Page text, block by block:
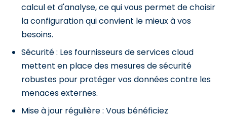
calcul et d'analyse, ce qui vous permet de choisir
la configuration qui convient le mieux à vos
besoins.
Sécurité : Les fournisseurs de services cloud
mettent en place des mesures de sécurité
robustes pour protéger vos données contre les
menaces externes.
Mise à jour régulière : Vous bénéficiez